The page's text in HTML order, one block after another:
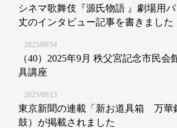
シネマ歌舞伎『源氏物語 』劇場用
丈のインタビュー記事を書きました
2025/09/14
（40）2025年9月 秩父宮記念市民会
具講座
2025/09/13
東京新聞の連載「新お道具箱 万
鼓）が掲載されました